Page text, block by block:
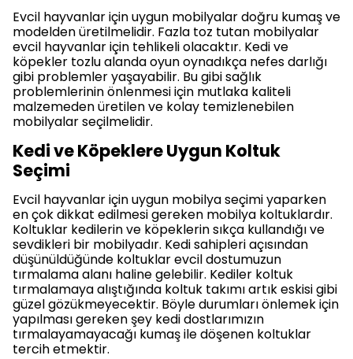
Evcil hayvanlar için uygun mobilyalar doğru kumaş ve
modelden üretilmelidir. Fazla toz tutan mobilyalar
evcil hayvanlar için tehlikeli olacaktır. Kedi ve
köpekler tozlu alanda oyun oynadıkça nefes darlığı
gibi problemler yaşayabilir. Bu gibi sağlık
problemlerinin önlenmesi için mutlaka kaliteli
malzemeden üretilen ve kolay temizlenebilen
mobilyalar seçilmelidir.
Kedi ve Köpeklere Uygun Koltuk
Seçimi
Evcil hayvanlar için uygun mobilya seçimi yaparken
en çok dikkat edilmesi gereken mobilya koltuklardır.
Koltuklar kedilerin ve köpeklerin sıkça kullandığı ve
sevdikleri bir mobilyadır. Kedi sahipleri açısından
düşünüldüğünde koltuklar evcil dostumuzun
tırmalama alanı haline gelebilir. Kediler koltuk
tırmalamaya alıştığında koltuk takımı artık eskisi gibi
güzel gözükmeyecektir. Böyle durumları önlemek için
yapılması gereken şey kedi dostlarımızın
tırmalayamayacağı kumaş ile döşenen koltuklar
tercih etmektir.